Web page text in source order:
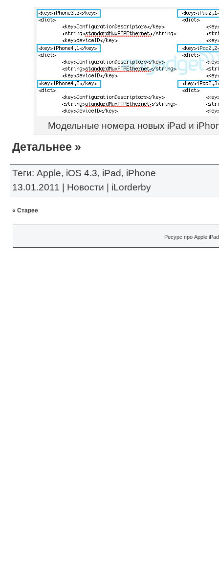
Модельные номера новых iPad и
Детальнее »
Теги: Apple, iOS 4.3, iPad, iPhone
13.01.2011 | Новости iLorderby
« Старее
Ресурс про Apple